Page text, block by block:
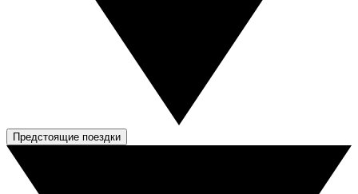
Предстоящие поездки